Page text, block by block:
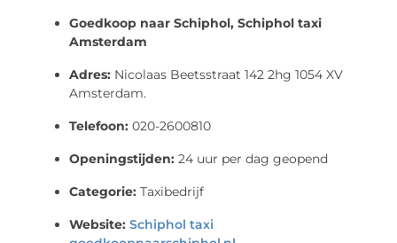
Goedkoop naar Schiphol, Schiphol taxi
Amsterdam
Adres: Nicolaas Beetsstraat 142 2hg 1054 XV
Amsterdam.
Telefoon: 020-2600810
Openingstijden:24 uur per dag geopend
Categorie:Taxibedrijf
Website:Schiphol taxi